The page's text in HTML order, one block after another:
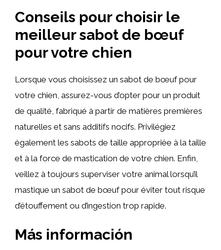
Conseils pour choisir le
meilleur sabot de bœuf
pour votre chien
Lorsque vous choisissez un sabot de bœuf pour
votre chien, assurez-vous d’opter pour un produit
de qualité, fabriqué à partir de matières premières
naturelles et sans additifs nocifs. Privilégiez
également les sabots de taille appropriée à la taille
et à la force de mastication de votre chien. Enfin,
veillez à toujours superviser votre animal lorsqu’il
mastique un sabot de bœuf pour éviter tout risque
d’étouffement ou d’ingestion trop rapide.
Más información